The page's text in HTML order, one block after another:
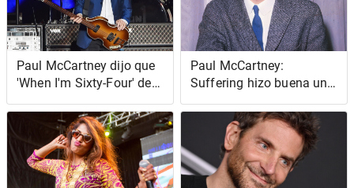
Paul McCartney dijo que
'When I'm Sixty-Four' de
The Beatles era una
Paul McCartney:
Suffering hizo buena una
canción del 'Álbum
blanco' de The Beatles